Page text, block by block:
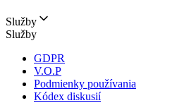
Služby
Služby
GDPR
V.O.P
Podmienky používania
Kódex diskusií